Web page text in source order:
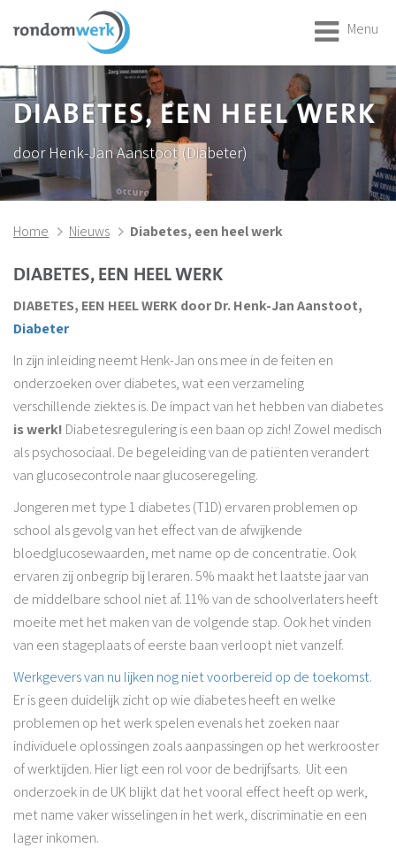
Menu
DIABETES, EEN HEEL WERK
door Henk-Jan Aanstoot (Diabeter)
Home Nieuws Diabetes, een heel werk
DIABETES, EEN HEEL WERK
DIABETES, EEN HEEL WERK door Dr. Henk-Jan Aanstoot,
Diabeter
In zijn inleiding neemt Henk-Jan ons mee in de feiten en
onderzoeken over diabetes, wat een verzameling
verschillende ziektes is. De impact van het hebben van diabetes
is werk! Diabetesregulering is een baan op zich! Zowel medisch
als psychosociaal. De begeleiding van de patiënten verandert
van glucosecontrole naar glucoseregeling.
Jongeren met type 1 diabetes (T1D) ervaren problemen op
school als gevolg van het effect van de afwijkende
bloedglucosewaarden, met name op de concentratie. Ook
ervaren zij onbegrip bij leraren. 5% maakt het laatste jaar van
de middelbare school niet af. 11% van de schoolverlaters heeft
moeite met het maken van de volgende stap. Ook het vinden
van een stageplaats of eerste baan verloopt niet vanzelf.
Werkgevers van nu lijken nog niet voorbereid op de toekomst.
Er is geen duidelijk zicht op wie diabetes heeft en welke
problemen op het werk spelen evenals het zoeken naar
individuele oplossingen zoals aanpassingen op het werkrooster
of werktijden. Hier ligt een rol voor de bedrijfsarts. Uit een
onderzoek in de UK blijkt dat het vooral effect heeft op werk,
met name vaker wisselingen in het werk, discriminatie en een
lager inkomen.